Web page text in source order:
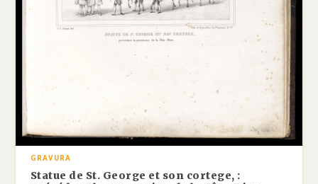
GRAVURA
Statue de St. George et son cortege, :